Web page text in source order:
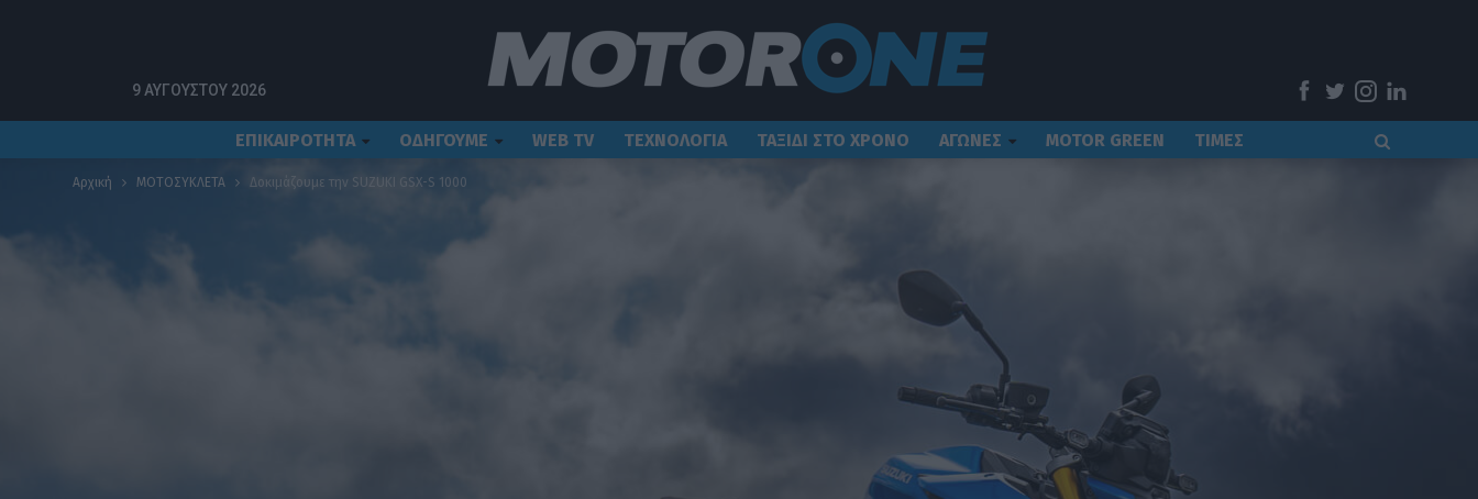
9 ΑΥΓΟΎΣΤΟΥ 2026
ΕΠΙΚΑΙΡΟΤΗΤΑ ΟΔΗΓΟΥΜΕ WEB TV ΤΕΧΝΟΛΟΓΙΑ ΤΑΞΙΔΙ ΣΤΟ ΧΡΟΝΟ ΑΓΩΝΕΣ MOTOR GREEN ΤΙΜΕΣ
Αρχική ΜΟΤΟΣΥΚΛΕΤΑ Δοκιμάζουμε την SUZUKI GSX-S 1000